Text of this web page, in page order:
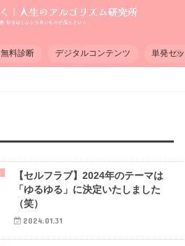
無料診断 デジタルコンテンツ 単発セ
【セルフラブ】2024年のテーマは
「ゆるゆる」に決定いたしました
（笑）
2024.01.31